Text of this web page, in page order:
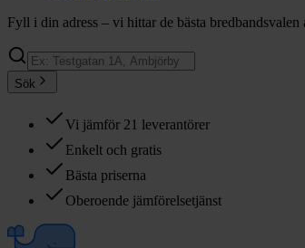
Fyll i din adress – vi hittar de bästa bredbandsvalen
Sök
Vi jämför 21 leverantörer
Enkelt och gratis
Bästa priserna
Oberoende jämförelsetjänst